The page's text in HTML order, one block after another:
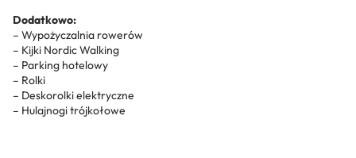
Dodatkowo:
– Wypożyczalnia rowerów
– Kijki Nordic Walking
– Parking hotelowy
– Rolki
– Deskorolki elektryczne
– Hulajnogi trójkołowe